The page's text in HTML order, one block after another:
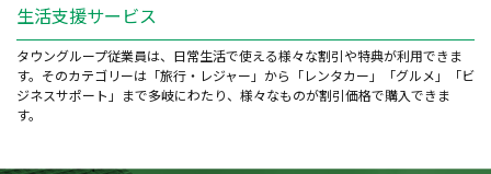
生活支援サービス
タウングループ従業員は、日常生活で使える様々な割引や特典が利用できま
す。そのカテゴリーは「旅行・レジャー」から「レンタカー」「グルメ」「ビ
ジネスサポート」まで多岐にわたり、様々なものが割引価格で購入できま
す。